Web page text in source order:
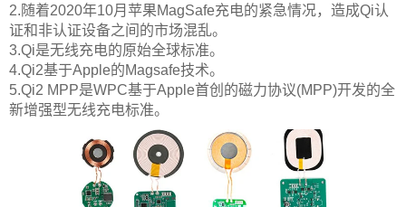
2.随着2020年10月苹果MagSafe充电的紧急情况，造成Qi认
证和非认证设备之间的市场混乱。
3.Qi是无线充电的原始全球标准。
4.Qi2基于Apple的Magsafe技术。
5.Qi2 MPP是WPC基于Apple首创的磁力协议(MPP)开发的全
新增强型无线充电标准。